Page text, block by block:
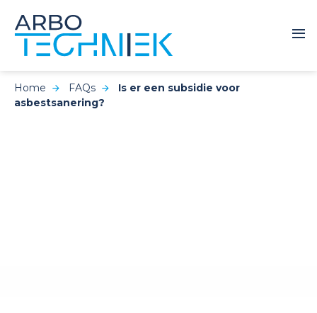
Home FAQs
Is er een subsidie voor
asbestsanering?